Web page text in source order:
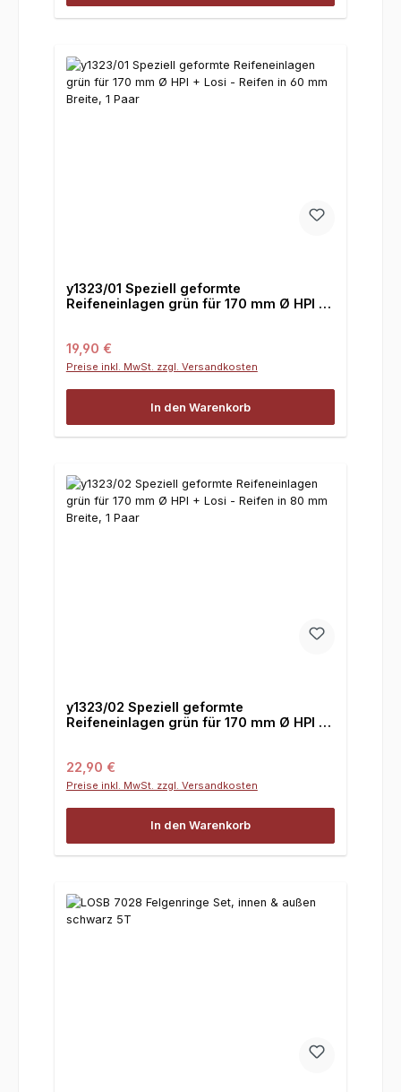
y1323/01 Speziell geformte
Reifeneinlagen grün für 170 mm Ø HPI +
Regulärer Preis:
19,90 €
Preise inkl. MwSt. zzgl. Versandkosten
In den Warenkorb
y1323/02 Speziell geformte
Reifeneinlagen grün für 170 mm Ø HPI +
Regulärer Preis:
22,90 €
Preise inkl. MwSt. zzgl. Versandkosten
In den Warenkorb